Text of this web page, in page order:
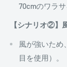
70cmのワラサ
【シナリオ②】
風が強いため
目を使用）。